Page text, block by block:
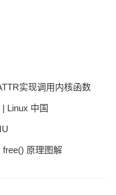
实现调用内核函数
Linux 中国
原理图解